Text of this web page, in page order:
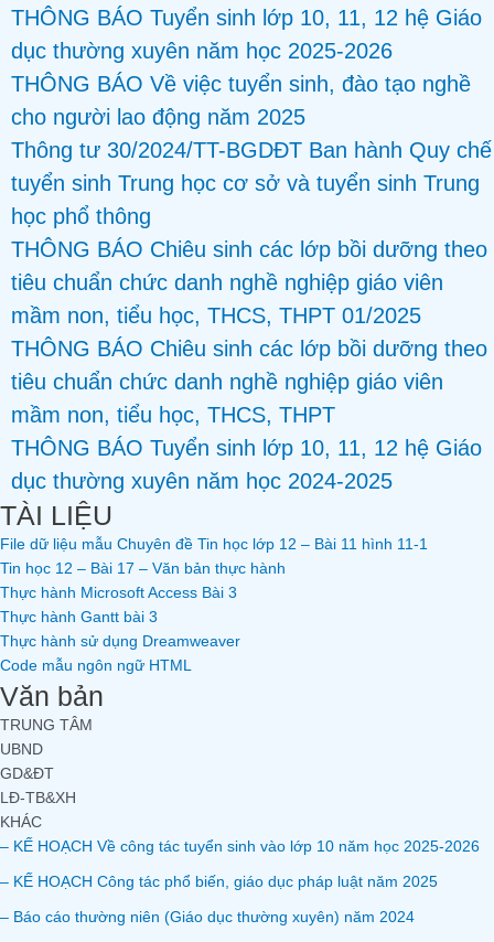
THÔNG BÁO Tuyển sinh lớp 10, 11, 12 hệ Giáo
dục thường xuyên năm học 2025-2026
THÔNG BÁO Về việc tuyển sinh, đào tạo nghề
cho người lao động năm 2025
Thông tư 30/2024/TT-BGDĐT Ban hành Quy chế
tuyển sinh Trung học cơ sở và tuyển sinh Trung
học phổ thông
THÔNG BÁO Chiêu sinh các lớp bồi dưỡng theo
tiêu chuẩn chức danh nghề nghiệp giáo viên
mầm non, tiểu học, THCS, THPT 01/2025
THÔNG BÁO Chiêu sinh các lớp bồi dưỡng theo
tiêu chuẩn chức danh nghề nghiệp giáo viên
mầm non, tiểu học, THCS, THPT
THÔNG BÁO Tuyển sinh lớp 10, 11, 12 hệ Giáo
dục thường xuyên năm học 2024-2025
TÀI LIỆU
File dữ liệu mẫu Chuyên đề Tin học lớp 12 – Bài 11 hình 11-1
Tin học 12 – Bài 17 – Văn bản thực hành
Thực hành Microsoft Access Bài 3
Thực hành Gantt bài 3
Thực hành sử dụng Dreamweaver
Code mẫu ngôn ngữ HTML
Văn bản
TRUNG TÂM
UBND
GD&ĐT
LĐ-TB&XH
KHÁC
– KẾ HOẠCH Về công tác tuyển sinh vào lớp 10 năm học 2025-2026
– KẾ HOẠCH Công tác phổ biến, giáo dục pháp luật năm 2025
– Báo cáo thường niên (Giáo dục thường xuyên) năm 2024